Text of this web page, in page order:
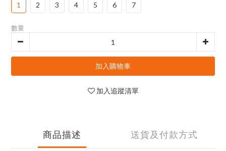
1 2 3 4 5 6 7
數量
加入購物車
加入追蹤清單
商品描述 送貨及付款方式